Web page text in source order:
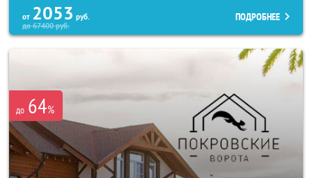
от 2053 руб.
до67400руб.
ПОДРОБНЕЕ
до 64%